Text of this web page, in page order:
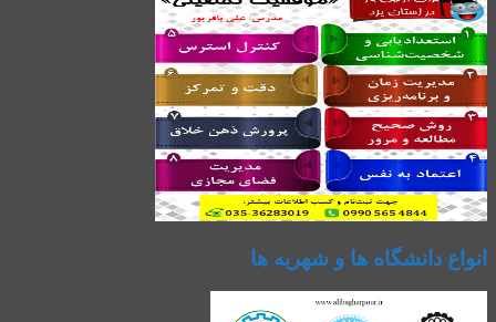
انواع دانشگاه ها و شهریه ها